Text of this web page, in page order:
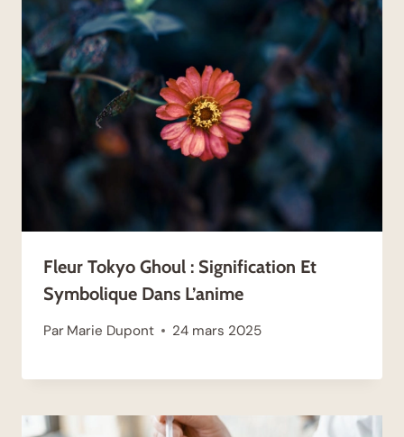
Fleur Tokyo Ghoul : Signification Et
Symbolique Dans L’anime
Par Marie Dupont 24 mars 2025